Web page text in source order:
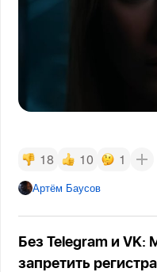
18 10 1
Артём Баусов
Без Telegram и
запретить